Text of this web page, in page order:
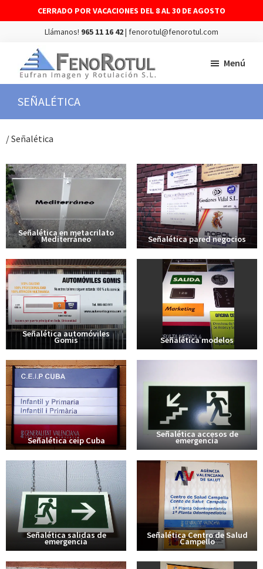
CERRADO POR VACACIONES DEL 8 AL 30 DE AGOSTO
Llámanos! 965 11 16 42| fenorotul@fenorotul.com
contenido
principal
pie
página
FENOROTUL
y
montaje
de
y
vinilos
Menú
SEÑALÉTICA
/ Señalética
Señalética en metacrilato
Mediterráneo Señalética pared negocios
Señalética automóviles
Gomis Señalética modelos
Señalética ceip Cuba
Señalética accesos de
emergencia
Señalética salidas de
emergencia
Señalética Centro de Salud
Campello